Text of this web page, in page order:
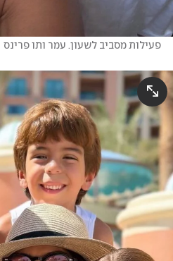
פעילות מסביב לשעון. עמר ותו פרינס